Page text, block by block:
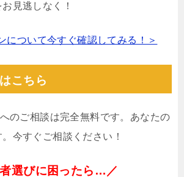
見逃しなく！
について今すぐ確認してみる！＞
こちら
のご相談は完全無料です。あなたの
今すぐご相談ください！
選びに困ったら…／